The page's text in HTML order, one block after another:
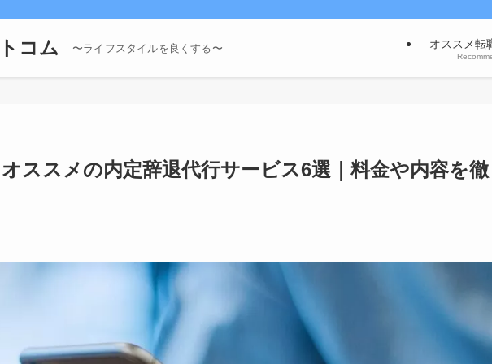
コム 〜ライフスタイルを良くする〜 オススメ転
オススメの内定辞退代行サービス6選｜料金や内容を徹